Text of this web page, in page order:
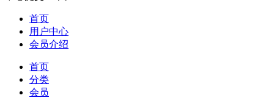
首页
用户中心
会员介绍
首页
分类
会员